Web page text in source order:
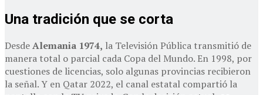
Una tradición que se corta
DesdeAlemania 1974, la Televisión Pública transmitió de
manera total o parcial cada Copa del Mundo. En 1998, por
cuestiones de licencias, solo algunas provincias recibieron
la señal. Y en Qatar 2022, el canal estatal compartió la